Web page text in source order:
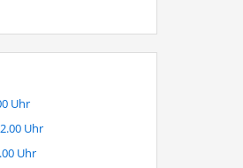
Uhr
Uhr
Uhr